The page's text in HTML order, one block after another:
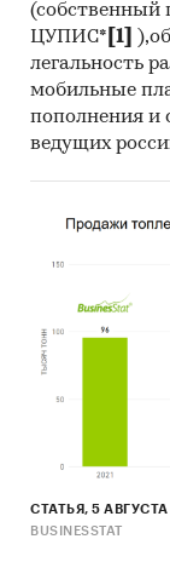
ЦУПИС* [1]
легальность
мобильные
пополнения и
ведущих
СТАТЬЯ, 5
BUSINESSTAT